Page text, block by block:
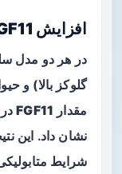
افزایش FGF11 در DKD
در هر دو مدل
مقدار FGF11
شرایط